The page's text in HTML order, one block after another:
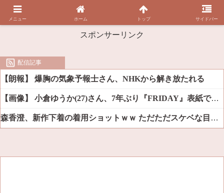
スポンサーリンク
配信記事
【朗報】 爆胸の気象予報士さん、NHKから解き放たれる
【画像】 小倉ゆうか(27)さん、7年ぶり『FRIDAY』表紙で神ボディ大解放
森香澄、新作下着の着用ショットｗｗ ただただスケベな目でしか見れんだろ！！
メニュー ホーム トップ サイドバー